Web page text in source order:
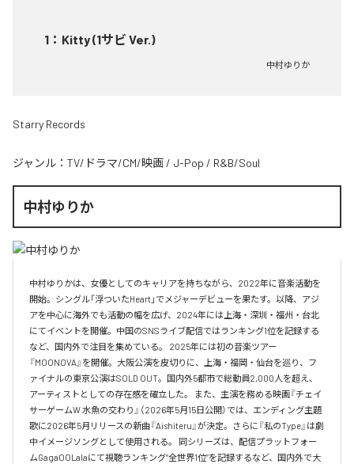
1 ： Kitty (1サビ Ver.)
中村ゆりか
Starry Records
ジャンル： TV/ドラマ/CM/映画 / J-Pop / R&B/Soul
中村ゆりか
中村ゆりかは、女優としてのキャリアを持ちながら、2022年に音楽活動を
開始。シングル「浮ついたHeart」でメジャーデビューを果たす。以降、アジ
アを中心に海外でも活動の幅を広げ、2024年には上海・深圳・福州・台北
にてイベントを開催。中国のSNSライブ配信ではランキング1位を記録する
など、国内外で注目を集めている。 2025年には初の音楽ツアー
『MOONOVA』を開催。大阪公演を皮切りに、上海・福岡・仙台を巡り、フ
ァイナルの東京公演はSOLD OUT。国内外5都市で総動員2,000人を超え、
アーティストとしての存在感を確立した。 また、主演を務める映画『チェイ
サーゲームW 水魚の交わり』（2026年5月15日公開）では、エンディング主題
歌に2026年5月リリースの新曲『Aishiteru』が決定。さらに『私のType』は劇
中イメージソングとして使用される。 同シリーズは、配信プラットフォー
ムGagaOOLalaにて視聴ランキング“全世界1位”を記録するなど、国内外で大